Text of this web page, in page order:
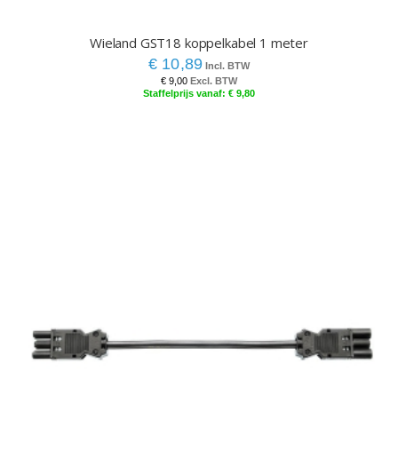
Wieland GST18 koppelkabel 1 meter
€ 10,89
€ 9,00
€ 9,80